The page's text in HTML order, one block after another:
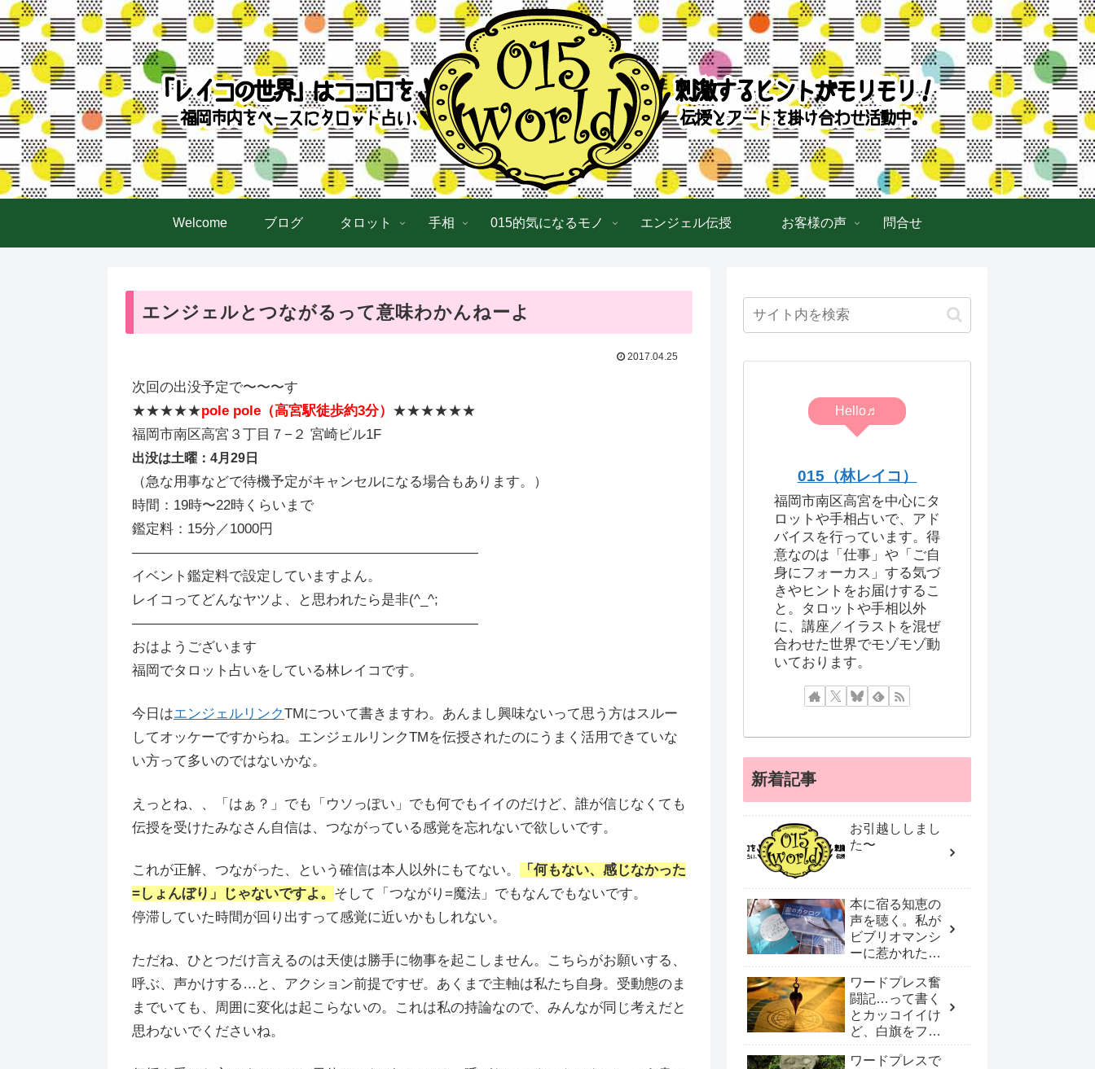
Welcome ブログ タロット 手相 015的気になるモノ エンジェル伝授 お客様の声 問合せ
エンジェルとつながるって意味わかんねーよ
2017.04.25
次回の出没予定で〜〜〜す
★★★★★pole pole（高宮駅徒歩約3分） ★★★★★★
福岡市南区高宮３丁目７−２ 宮崎ビル1F
出没は土曜：4月29日
（急な用事などで待機予定がキャンセルになる場合もあります。）
時間：19時〜22時くらいまで
鑑定料：15分／1000円
―――――――――――――――――――――――――
イベント鑑定料で設定していますよん。
レイコってどんなヤツよ、と思われたら是非(^_^;
―――――――――――――――――――――――――
おはようございます
福岡でタロット占いをしている林レイコです。
今日はエンジェルリンクTMについて書きますわ。あんまし興味ないって思う方はスルー
してオッケーですからね。エンジェルリンクTMを伝授されたのにうまく活用できていな
い方って多いのではないかな。
えっとね、、「はぁ？」でも「ウソっぽい」でも何でもイイのだけど、誰が信じなくても
伝授を受けたみなさん自信は、つながっている感覚を忘れないで欲しいです。
これが正解、つながった、という確信は本人以外にもてない。
「何もない、感じなかった
=しょんぼり」じゃないですよ。 そして「つながり=魔法」でもなんでもないです。
停滞していた時間が回り出すって感覚に近いかもしれない。
ただね、ひとつだけ言えるのは天使は勝手に物事を起こしません。こちらがお願いする、
呼ぶ、声かけする…と、アクション前提ですぜ。あくまで主軸は私たち自身。受動態のま
までいても、周囲に変化は起こらないの。これは私の持論なので、みんなが同じ考えだと
思わないでくださいね。
Hello♬
015（林レイコ）
福岡市南区高宮を中心にタ
ロットや手相占いで、アド
バイスを行っています。得
意なのは「仕事」や「ご自
身にフォーカス」する気づ
きやヒントをお届けするこ
と。タロットや手相以外
に、講座／イラストを混ぜ
合わせた世界でモゾモゾ動
いております。
新着記事
お引越ししまし
た〜
本に宿る知恵の
声を聴く。私が
ビブリオマンシ
ーに惹かれたワ
ワードプレス奮
闘記…って書く
とカッコイイけ
ど、白旗をフリ
んだ！
ワードプレスで